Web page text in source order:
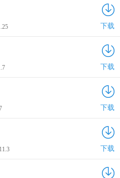
下载
下载
下载
下载